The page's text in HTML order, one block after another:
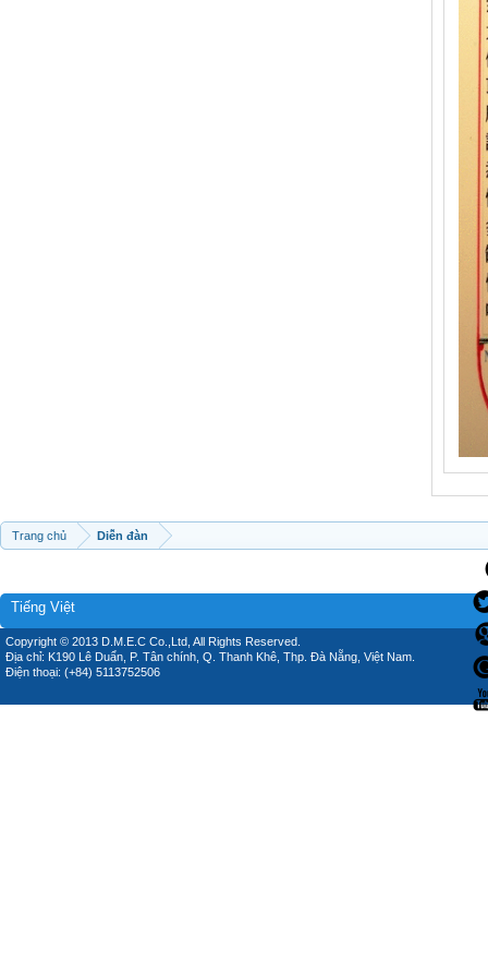
Trang chủ Diễn đàn
Tiếng Việt
Copyright © 2013 D.M.E.C Co.,Ltd, All Rights Reserved.
Địa chỉ: K190 Lê Duẩn, P. Tân chính, Q. Thanh Khê, Thp. Đà Nẵng, Việt Nam.
Điện thoại: (+84) 5113752506